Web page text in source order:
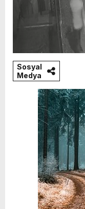
Sosyal
Medya